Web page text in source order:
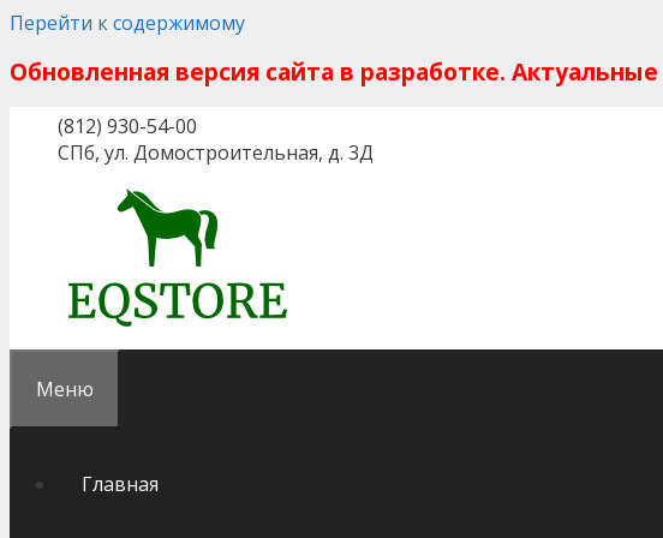
Перейти к содержимому
Обновленная версия сайта в разработке.
(812) 930-54-00
СПб, ул. Домостроительная, д. 3Д
Меню
Главная